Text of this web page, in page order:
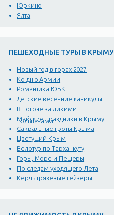
Юркино
Ялта
ПЕШЕХОДНЫЕ ТУРЫ В КРЫМУ
Новый год в горах 2027
Ко дню Армии
Романтика ЮБК
Детские весенние каникулы
В погоне за дикими
тюльпанами
Майские праздники в Крыму
Сакральные гроты Крыма
Цветущий Крым
Велотур по Тарханкуту
Горы, Море и Пещеры
По следам уходящего Лета
Керчь грязевые гейзеры